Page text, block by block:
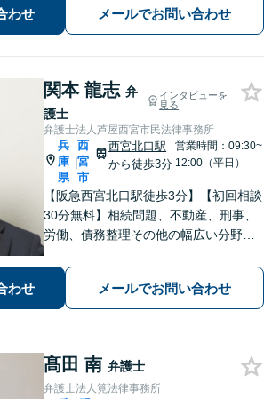
持ちを大切にしながら交渉します。
【Web相談可】【平日夜間可】【神戸
わせ メールでお問い合わせ
関本 龍志 弁
護士
インタビューを
見る
弁護士法人芦屋西宮市民法律事務所
兵
庫
県
|
西
宮
市
西宮北口駅
から徒歩3分
営業時間：09:30~
12:00（平日）
【阪急西宮北口駅徒歩3分】【初回相談
30分無料】相続問題、不動産、刑事、
労働、債務整理その他の幅広い分野に
調べて皆様それぞれの問題に合った解
決策をご提案していきます。まずはご
相談を。【完全個室で対応】【バリア
フリー】
わせ メールでお問い合わせ
髙田 南 弁護士
弁護士法人筧法律事務所